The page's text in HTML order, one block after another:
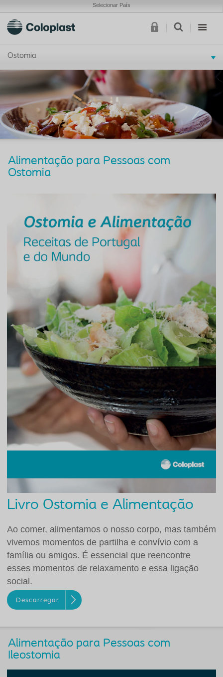
Selecionar País
Ostomia
Alimentação para Pessoas com
Ostomia
Livro Ostomia e Alimentação
Ao comer, alimentamos o nosso corpo, mas também
vivemos momentos de partilha e convívio com a
família ou amigos. É essencial que reencontre
esses momentos de relaxamento e essa ligação
social.
Descarregar
Alimentação para Pessoas com
Ileostomia